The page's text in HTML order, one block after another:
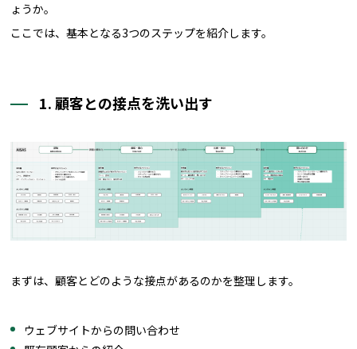
ょうか。
ここでは、基本となる3つのステップを紹介します。
1. 顧客との接点を洗い出す
まずは、顧客とどのような接点があるのかを整理します。
ウェブサイトからの問い合わせ